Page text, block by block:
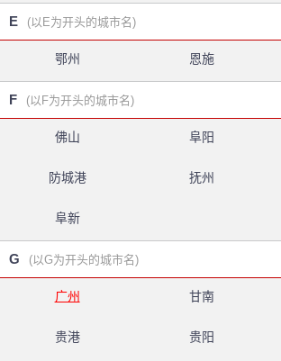
E (以E为开头的城市名)
鄂州 恩施
F (以F为开头的城市名)
佛山 阜阳
防城港 抚州
阜新
G (以G为开头的城市名)
广州 甘南
贵港 贵阳